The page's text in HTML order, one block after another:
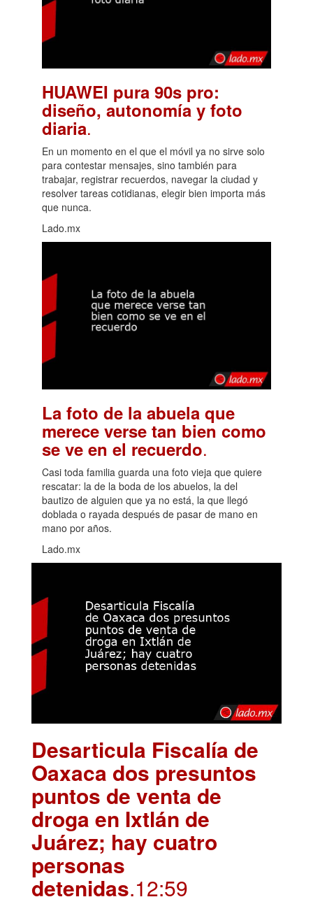
HUAWEI pura 90s pro:
diseño, autonomía y foto
diaria.
En un momento en el que el móvil ya no sirve solo
para contestar mensajes, sino también para
trabajar, registrar recuerdos, navegar la ciudad y
resolver tareas cotidianas, elegir bien importa más
que nunca.
Lado.mx
La foto de la abuela que
merece verse tan bien como
se ve en el recuerdo.
Casi toda familia guarda una foto vieja que quiere
rescatar: la de la boda de los abuelos, la del
bautizo de alguien que ya no está, la que llegó
doblada o rayada después de pasar de mano en
mano por años.
Lado.mx
Desarticula Fiscalía de
Oaxaca dos presuntos
puntos de venta de
droga en Ixtlán de
Juárez; hay cuatro
personas
detenidas.12:59